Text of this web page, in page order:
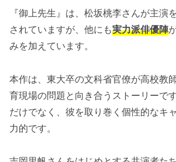
『御上先生』は、松坂桃李さんが主演
されていますが、他にも実力派俳優陣
みを加えています。
本作は、東大卒の文科省官僚が高校教
育現場の問題と向き合うストーリーで
だけでなく、彼を取り巻く個性的なキ
力的です。